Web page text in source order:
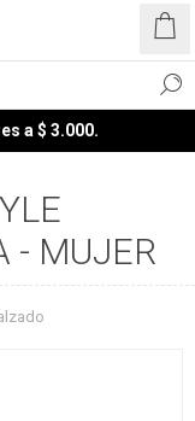
a $ 3.000.
- MUJER